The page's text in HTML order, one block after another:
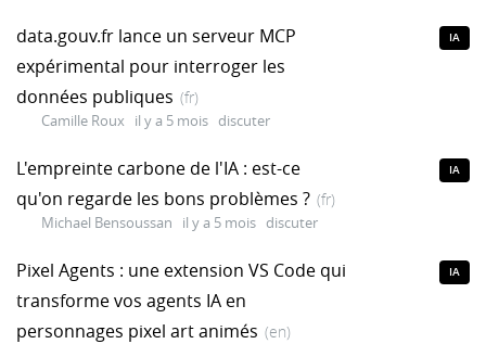
data.gouv.fr lance un serveur MCP
expérimental pour interroger les
données publiques (fr)
Camille Roux il y a 5 mois discuter
IA
L'empreinte carbone de l'IA : est-ce
qu'on regarde les bons problèmes ? (fr)
Michael Bensoussan il y a 5 mois discuter
IA
Pixel Agents : une extension VS Code qui
transforme vos agents IA en
personnages pixel art animés (en)
IA